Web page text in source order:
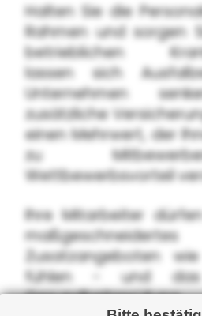
Halten Sie die
Rahmen und sorgen
betrieblichen
lassen sich
Unternehmen
zusätzliche
einen Mehrwert, der
zu
Wettbewerbsvorteil
Ihre Mitarbeiter
Zusatzangeboten
fühlen - und
Gesundheitsprüfung.